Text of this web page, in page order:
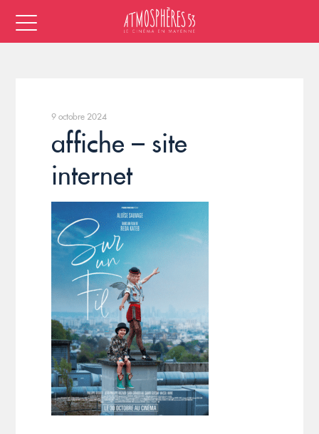
9 octobre 2024
affiche – site
internet